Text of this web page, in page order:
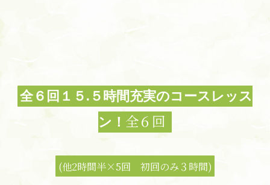
全６回１５.５時間充実のコースレッス
ン！ 全６回
(他2時間半×5回 初回のみ３時間)